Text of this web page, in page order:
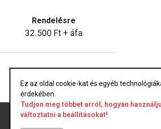
Rendelésre
32.500 Ft+ áfa
Ez az oldal cookie-kat és egyéb
érdekében.
Tudjon meg többet arról, hogyan
változtatni a beállításokat!